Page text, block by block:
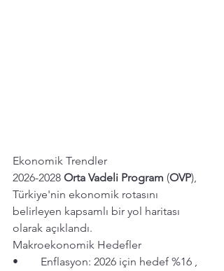
Ekonomik Trendler
2026-2028 Orta Vadeli Program (OVP),
Türkiye'nin ekonomik rotasını
belirleyen kapsamlı bir yol haritası
olarak açıklandı.
Makroekonomik Hedefler
• 	Enflasyon: 2026 için hedef %16 ,